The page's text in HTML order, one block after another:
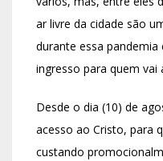
ar livre da cidade são
durante essa
ingresso para quem vai
Desde o dia (10) de
acesso ao Cristo, para
custando